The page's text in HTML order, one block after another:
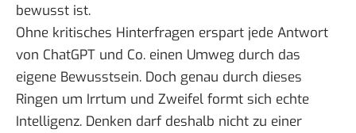
bewusst ist.
Ohne kritisches Hinterfragen erspart jede Antwort
von ChatGPT und Co. einen Umweg durch das
eigene Bewusstsein. Doch genau durch dieses
Ringen um Irrtum und Zweifel formt sich echte
Intelligenz. Denken darf deshalb nicht zu einer